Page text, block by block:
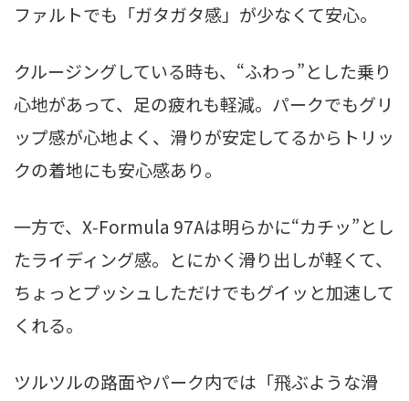
ファルトでも「ガタガタ感」が少なくて安心。
クルージングしている時も、“ふわっ”とした乗り
心地があって、足の疲れも軽減。パークでもグリ
ップ感が心地よく、滑りが安定してるからトリッ
クの着地にも安心感あり。
一方で、X‑Formula 97Aは明らかに“カチッ”とし
たライディング感。とにかく滑り出しが軽くて、
ちょっとプッシュしただけでもグイッと加速して
くれる。
ツルツルの路面やパーク内では「飛ぶような滑